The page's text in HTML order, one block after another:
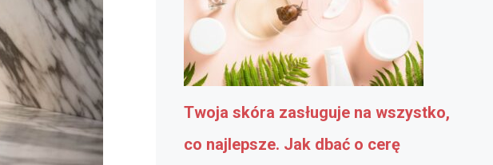
Twoja skóra zasługuje na wszystko,
co najlepsze. Jak dbać o cerę